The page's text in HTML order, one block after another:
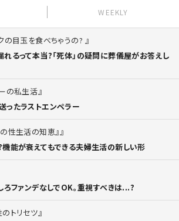
WEEKLY
の目玉を食べちゃうの?
るって本当?「死体」の疑問に葬儀屋がお答えし
の私生活
ったラストエンペラー
性生活の知恵』
能が衰えてもできる夫婦生活の新しい形
ろファンデなしでOK。重視すべきは...?
トリセツ